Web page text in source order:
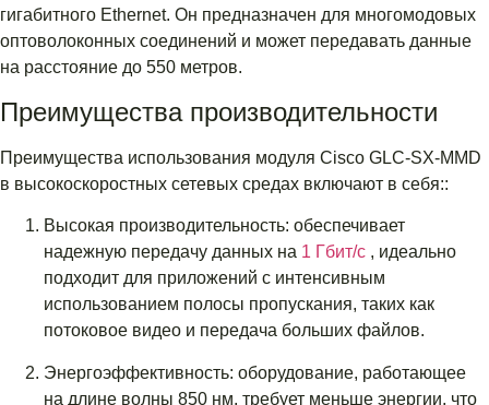
гигабитного Ethernet. Он предназначен для многомодовых
оптоволоконных соединений и может передавать данные
на расстояние до 550 метров.
Преимущества производительности
Преимущества использования модуля Cisco GLC-SX-MMD
в высокоскоростных сетевых средах включают в себя::
Высокая производительность: обеспечивает
надежную передачу данных на 1 Гбит/с , идеально
подходит для приложений с интенсивным
использованием полосы пропускания, таких как
потоковое видео и передача больших файлов.
Энергоэффективность: оборудование, работающее
на длине волны 850 нм, требует меньше энергии, что